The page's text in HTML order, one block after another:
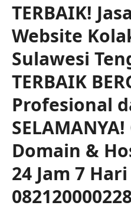
TERBAIK!
Website
Sulawesi
TERBAIK
Profesional
SELAMANYA!
Domain &
24 Jam 7 Hari
082120000228